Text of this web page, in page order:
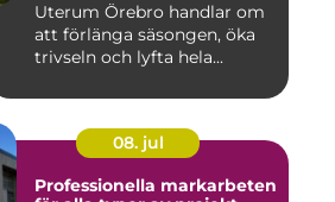
Uterum Örebro handlar om
att förlänga säsongen, öka
trivseln och lyfta hela...
08. jul
Professionella markarbeten